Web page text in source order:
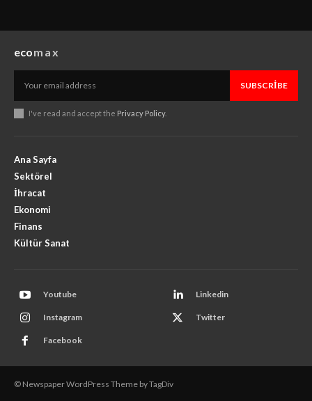
ecomax
SUBSCRIBE
I've read and accept the Privacy Policy.
Ana Sayfa
Sektörel
İhracat
Ekonomi
Finans
Kültür Sanat
Youtube Linkedin
Instagram Twitter
Facebook
© Newspaper WordPress Theme by TagDiv